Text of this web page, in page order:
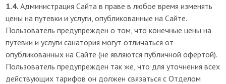
1.4.Администрация Сайта в праве в любое время изменять
цены на путевки и услуги, опубликованные на Сайте.
Пользователь предупрежден о том, что конечные цены на
путевки и услуги санатория могут отличаться от
опубликованных на Сайте (не являются публичной офертой).
Пользователь предупрежден так же, что для уточнения всех
действующих тарифов он должен связаться с Отделом